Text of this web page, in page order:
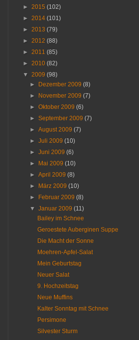
► 2015 (102)
► 2014 (101)
► 2013 (79)
► 2012 (88)
► 2011 (85)
► 2010 (82)
▼ 2009 (98)
►
Dezember 2009(8)
►
November 2009(7)
►Oktober 2009(6)
►September 2009(7)
►August 2009(7)
►Juli 2009(10)
►Juni 2009(6)
►
Mai 2009(10)
►April 2009(8)
►
März 2009(10)
►
Februar 2009(8)
▼Januar 2009(11)
Bailey im Schnee
Geroestete Auberginen Suppe
Die Macht der Sonne
Moehren-Apfel-Salat
Mein Geburtstag
Neuer Salat
9. Hochzeitstag
Neue Muffins
Kalter Sonntag mit Schnee
Persimone
Silvester Sturm